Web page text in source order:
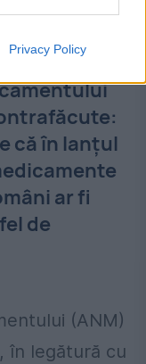
Privacy Policy
că în lanţul
ar fi
de
(ANM)
în legătură cu